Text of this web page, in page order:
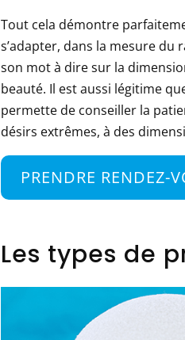
Tout cela démontre
s’adapter, dans la mesure du
son mot à dire sur la
beauté. Il est aussi légitime
permette de conseiller la
désirs extrêmes, à des
PRENDRE RENDEZ-
Les types de